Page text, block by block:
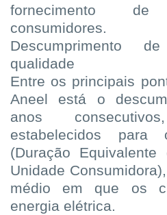
fornecimento
consumidores.
Descumprimento
qualidade
Entre os principais
Aneel está o
anos
estabelecidos para
(Duração
Unidade
médio em que os
energia elétrica.